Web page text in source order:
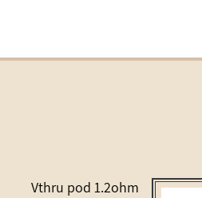
Vthru pod 1.2ohm